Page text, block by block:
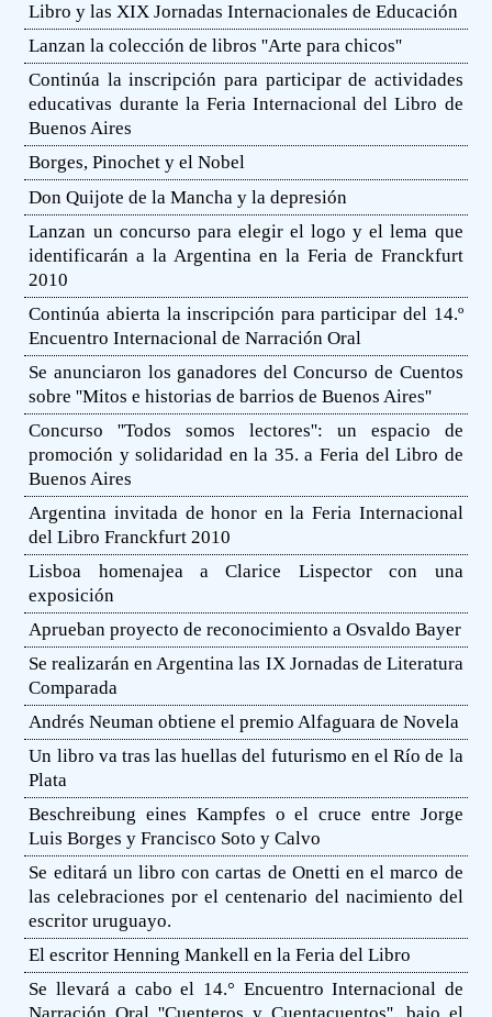
Libro y las XIX Jornadas Internacionales de Educación
Lanzan la colección de libros ''Arte para chicos''
Continúa la inscripción para participar de actividades
educativas durante la Feria Internacional del Libro de
Buenos Aires
Borges, Pinochet y el Nobel
Don Quijote de la Mancha y la depresión
Lanzan un concurso para elegir el logo y el lema que
identificarán a la Argentina en la Feria de Franckfurt
2010
Continúa abierta la inscripción para participar del 14.º
Encuentro Internacional de Narración Oral
Se anunciaron los ganadores del Concurso de Cuentos
sobre ''Mitos e historias de barrios de Buenos Aires''
Concurso ''Todos somos lectores'': un espacio de
promoción y solidaridad en la 35. a Feria del Libro de
Buenos Aires
Argentina invitada de honor en la Feria Internacional
del Libro Franckfurt 2010
Lisboa homenajea a Clarice Lispector con una
exposición
Aprueban proyecto de reconocimiento a Osvaldo Bayer
Se realizarán en Argentina las IX Jornadas de Literatura
Comparada
Andrés Neuman obtiene el premio Alfaguara de Novela
Un libro va tras las huellas del futurismo en el Río de la
Plata
Beschreibung eines Kampfes o el cruce entre Jorge
Luis Borges y Francisco Soto y Calvo
Se editará un libro con cartas de Onetti en el marco de
las celebraciones por el centenario del nacimiento del
escritor uruguayo.
El escritor Henning Mankell en la Feria del Libro
Se llevará a cabo el 14.° Encuentro Internacional de